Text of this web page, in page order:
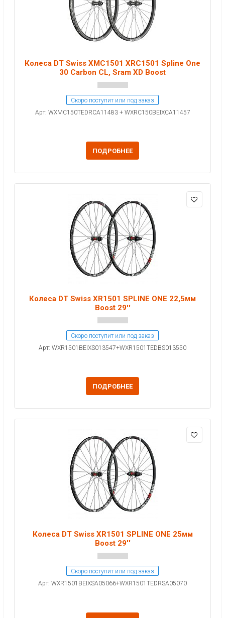
Колеса DT Swiss XMC1501 XRC1501 Spline One
30 Carbon CL, Sram XD Boost
Скоро поступит или под заказ
Арт: WXMC150TEDRCA11483 + WXRC150BEIXCA11457
ПОДРОБНЕЕ
Колеса DT Swiss XR1501 SPLINE ONE 22,5мм
Boost 29''
Скоро поступит или под заказ
Арт: WXR1501BEIXS013547+WXR1501TEDBS013550
ПОДРОБНЕЕ
Колеса DT Swiss XR1501 SPLINE ONE 25мм
Boost 29''
Скоро поступит или под заказ
Арт: WXR1501BEIXSA05066+WXR1501TEDRSA05070